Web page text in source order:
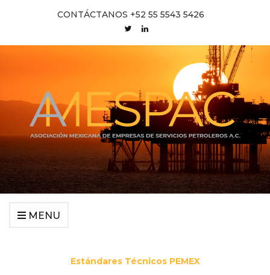
CONTÁCTANOS +52 55 5543 5426
MENU
Estándares Técnicos PEMEX